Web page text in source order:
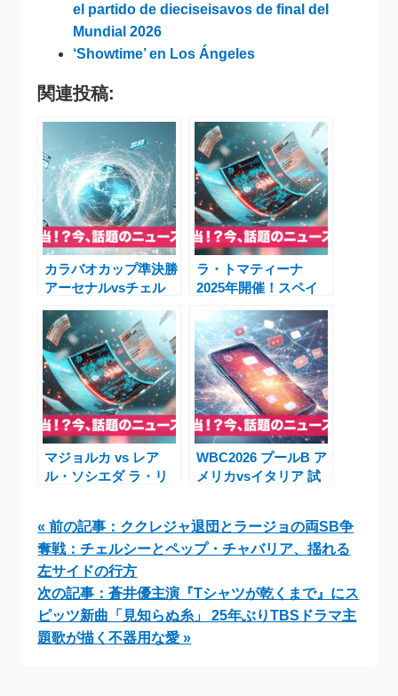
el partido de dieciseisavos de final del
Mundial 2026
‘Showtime’ en Los Ángeles
関連投稿:
カラバオカップ準決勝
アーセナルvsチェル
タとリアム・ロシニア
ー率いる激闘
ラ・トマティーナ
2025年開催！スペイ
トンが宙を舞うトマト
祭り
マジョルカ vs レア
ル・ソシエダ ラ・リ
WBC2026 プールB ア
メリカvsイタリア 試
« 前の記事：ククレジャ退団とラージョの両SB争
奪戦：チェルシーとペップ・チャバリア、揺れる
左サイドの行方
次の記事：蒼井優主演『Tシャツが乾くまで』にス
ピッツ新曲「見知らぬ糸」 25年ぶりTBSドラマ主
題歌が描く不器用な愛 »